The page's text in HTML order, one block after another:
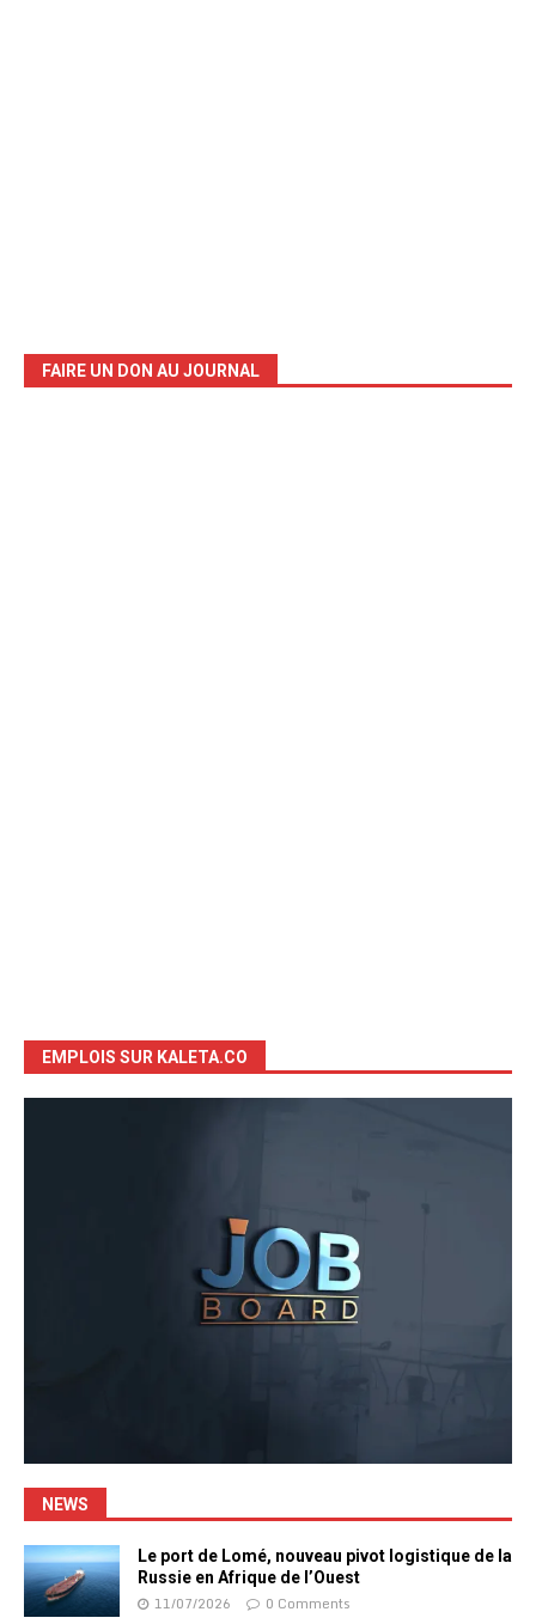
FAIRE UN DON AU JOURNAL
EMPLOIS SUR KALETA.CO
NEWS
Le port de Lomé, nouveau pivot logistique de la
Russie en Afrique de l’Ouest
11/07/2026 0 Comments